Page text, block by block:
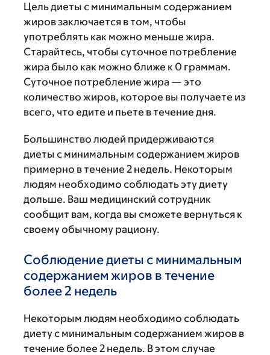
Цель диеты с минимальным содержанием
жиров заключается в том, чтобы
употреблять как можно меньше жира.
Старайтесь, чтобы суточное потребление
жира было как можно ближе к 0 граммам.
Суточное потребление жира — это
количество жиров, которое вы получаете из
всего, что едите и пьете в течение дня.
Большинство людей придерживаются
диеты с минимальным содержанием жиров
примерно в течение 2 недель. Некоторым
людям необходимо соблюдать эту диету
дольше. Ваш медицинский сотрудник
сообщит вам, когда вы сможете вернуться к
своему обычному рациону.
Соблюдение диеты с минимальным
содержанием жиров в течение
более 2 недель
Некоторым людям необходимо соблюдать
диету с минимальным содержанием жиров в
течение более 2 недель. В этом случае